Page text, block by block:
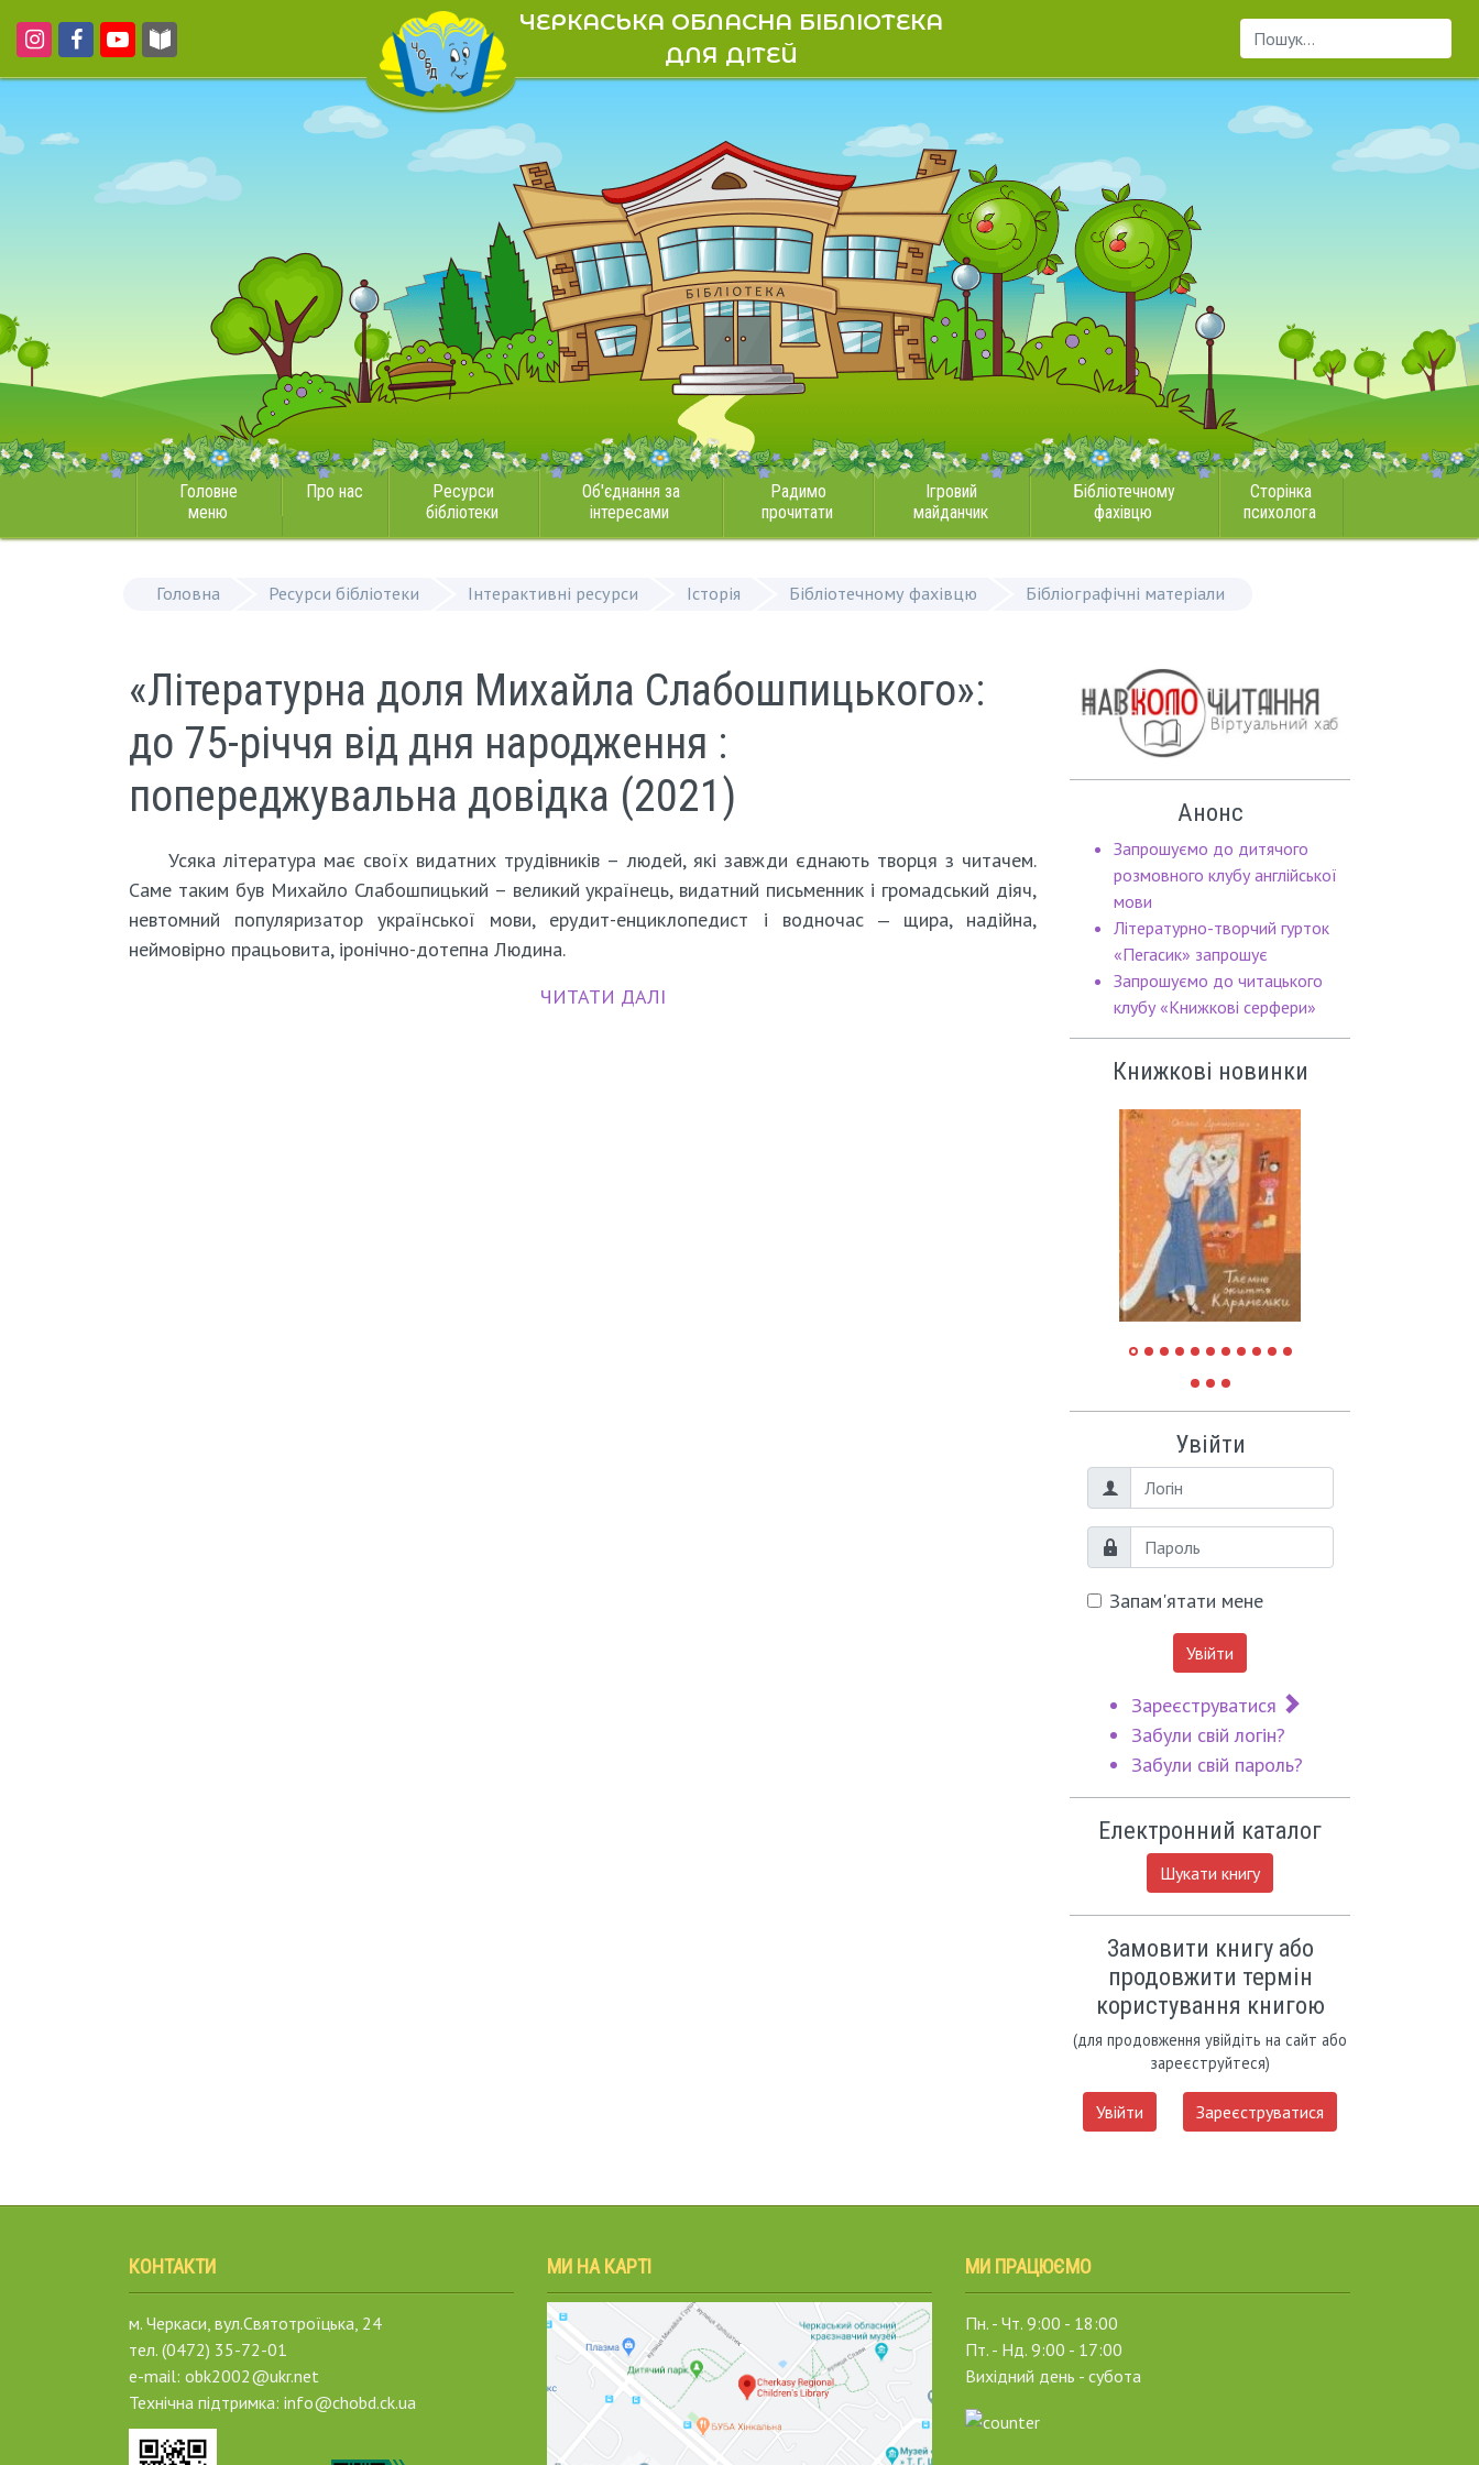
ЧЕРКАСЬКА ОБЛАСНА БІБЛІОТЕКА
ДЛЯ ДІТЕЙ
Пошук...
Головне
меню
Про нас
Ресурси
бібліотеки
Об'єднання за
інтересами
Радимо
прочитати
Ігровий
майданчик
Бібліотечному
фахівцю
Сторінка
психолога
Головна Ресурси бібліотеки Інтерактивні ресурси Історія Бібліотечному фахівцю Бібліографічні матеріали
«Літературна доля Михайла Слабошпицького»:
до 75-річчя від дня народження :
попереджувальна довідка (2021)
Усяка література має своїх видатних трудівників – людей, які завжди єднають творця з читачем.
Саме таким був Михайло Слабошпицький – великий українець, видатний письменник і громадський діяч,
невтомний популяризатор української мови, ерудит-енциклопедист і водночас ‒ щира, надійна,
неймовірно працьовита, іронічно-дотепна Людина.
ЧИТАТИ ДАЛІ
Анонс
Запрошуємо до дитячого
розмовного клубу англійської
мови
Літературно-творчий гурток
«Пегасик» запрошує
Запрошуємо до читацького
клубу «Книжкові серфери»
Книжкові новинки
Увійти
Логін
Пароль
Запам'ятати мене
Увійти
Зареєструватися
Забули свій логін?
Забули свій пароль?
Електронний каталог
Шукати книгу
Замовити книгу або
продовжити термін
користування книгою
(для продовження увійдіть на сайт або
зареєструйтеся)
Увійти Зареєструватися
КОНТАКТИ
м. Черкаси, вул.Святотроїцька, 24
тел. (0472) 35-72-01
e-mail: obk2002@ukr.net
Технічна підтримка: info@chobd.ck.ua
МИ НА КАРТІ МИ ПРАЦЮЄМО
Пн. - Чт. 9:00 - 18:00
Пт. - Нд. 9:00 - 17:00
Вихідний день - субота